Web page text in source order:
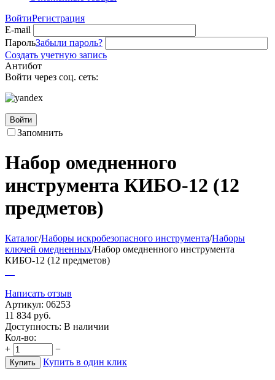
ВойтиРегистрация
E-mail
ПарольЗабыли пароль?
Создать учетную запись
Антибот
Войти через соц. сеть:
Войти
Запомнить
Набор омедненного
инструмента КИБО-12 (12
предметов)
Каталог/Наборы искробезопасного инструмента/Наборы
ключей омедненных/Набор омедненного инструмента
КИБО-12 (12 предметов)
Написать отзыв
Артикул: 06253
11 834 руб.
Доступность: В наличии
Кол-во:
+
−
Купить Купить в один клик